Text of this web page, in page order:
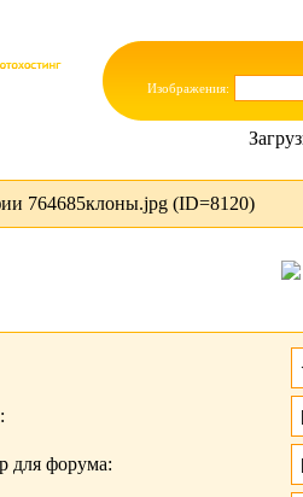
Изображения:
764685клоны.jpg (ID=8120)
для форума: